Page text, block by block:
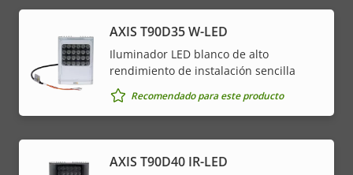
AXIS T90D35 W-LED
Iluminador LED blanco de alto
rendimiento de instalación sencilla
Recomendado para este producto
AXIS T90D40 IR-LED